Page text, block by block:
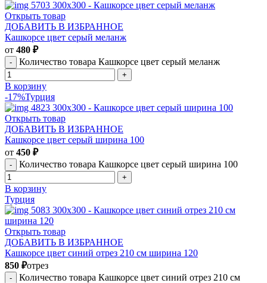
Открыть товар
ДОБАВИТЬ В ИЗБРАННОЕ
Кашкорсе цвет серый меланж
от 480 ₽
Количество товара Кашкорсе цвет серый меланж
В корзину
-17%Турция
Открыть товар
ДОБАВИТЬ В ИЗБРАННОЕ
Кашкорсе цвет серый ширина 100
от 450 ₽
Количество товара Кашкорсе цвет серый ширина 100
В корзину
Турция
Открыть товар
ДОБАВИТЬ В ИЗБРАННОЕ
Кашкорсе цвет синий отрез 210 см ширина 120
850 ₽отрез
Количество товара Кашкорсе цвет синий отрез 210 см